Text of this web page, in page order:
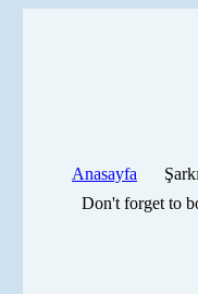
Anasayfa
Don't forget to